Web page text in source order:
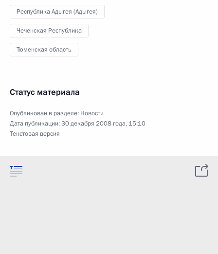
Республика Адыгея (Адыгея)
Чеченская Республика
Тюменская область
Статус материала
Опубликован в разделе: Новости
Дата публикации:30 декабря 2008 года, 15:10
Текстовая версия